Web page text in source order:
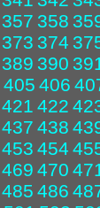
357 358
373 374
389 390
405 406
421 422
437 438
453 454
469 470
485 486